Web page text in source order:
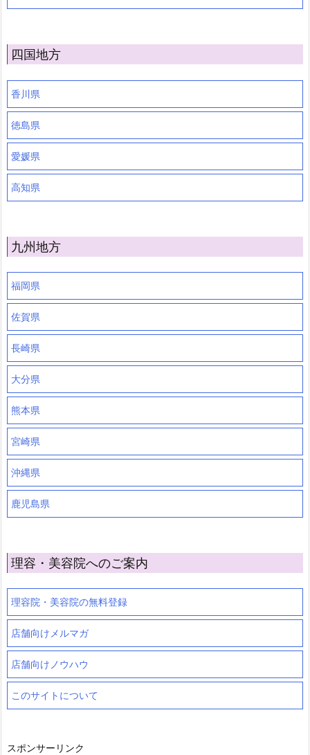
四国地方
香川県
徳島県
愛媛県
高知県
九州地方
福岡県
佐賀県
長崎県
大分県
熊本県
宮崎県
沖縄県
鹿児島県
理容・美容院へのご案内
理容院・美容院の無料登録
店舗向けメルマガ
店舗向けノウハウ
このサイトについて
スポンサーリンク